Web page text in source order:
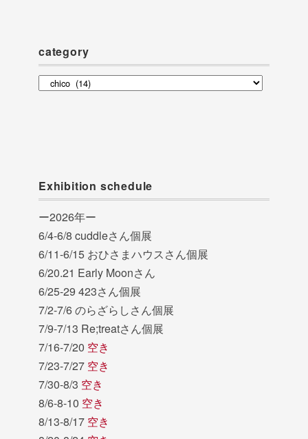
category
category
Exhibition schedule
ー2026年ー
6/4-6/8 cuddleさん個展
6/11-6/15 おひさまハウスさん個展
6/20.21 Early Moonさん
6/25-29 423さん個展
7/2-7/6 のらざらしさん個展
7/9-7/13 Re;treatさん個展
7/16-7/20 空き
7/23-7/27 空き
7/30-8/3 空き
8/6-8-10 空き
8/13-8/17 空き